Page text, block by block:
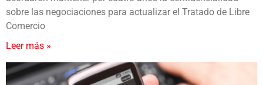
sobre las negociaciones para actualizar el Tratado de Libre
Comercio
Leer más »